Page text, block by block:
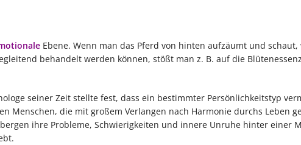
Ebene. Wenn man das Pferd von hinten aufzäumt und
behandelt werden können, stößt man z. B. auf die
seiner Zeit stellte fest, dass ein bestimmter Persönlichkeitstyp
Menschen, die mit großem Verlangen nach Harmonie durchs Leben
ihre Probleme, Schwierigkeiten und innere Unruhe hinter einer